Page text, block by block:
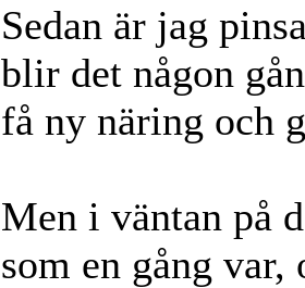
Sedan är jag
blir det någon
få ny näring och
Men i väntan på
som en gång var,